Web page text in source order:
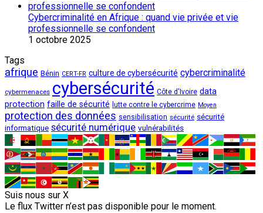
Cybercriminalité en Afrique : quand vie privée et vie
professionnelle se confondent
1 octobre 2025
Tags
afrique Bénin CERT-FR culture de cybersécurité cybercriminalité
cybermenaces cybersécurité Côte d'Ivoire data
protection faille de sécurité lutte contre le cybercrime Moyen
protection des données sensibilisation sécurité sécurité
informatique sécurité numérique vulnérabilités
Suis nous sur X
Le flux Twitter n’est pas disponible pour le moment.